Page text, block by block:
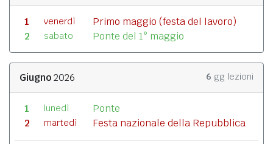
1 venerdì
Primo maggio (festa del lavoro)
2
sabato Ponte del 1° maggio
Giugno2026 6 gg lezioni
1 lunedì
Ponte
2
martedì Festa nazionale della Repubblica